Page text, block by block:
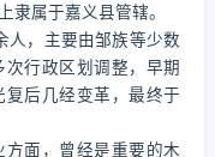
隶属于嘉义县管辖。
人，主要由邹族等少数
行政区划调整，早期
后几经变革，最终于
面，曾经是重要的木